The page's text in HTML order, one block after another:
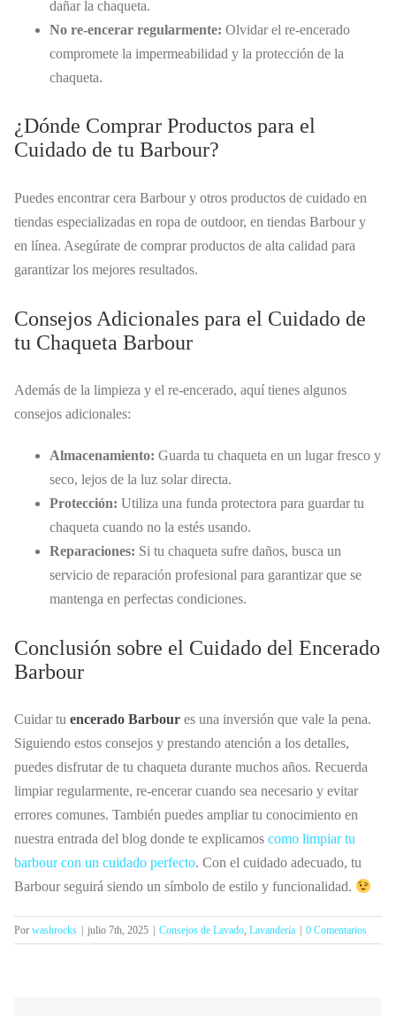
dañar la chaqueta.
No re-encerar regularmente: Olvidar el re-encerado
compromete la impermeabilidad y la protección de la
chaqueta.
¿Dónde Comprar Productos para el
Cuidado de tu Barbour?
Puedes encontrar cera Barbour y otros productos de cuidado en
tiendas especializadas en ropa de outdoor, en tiendas Barbour y
en línea. Asegúrate de comprar productos de alta calidad para
garantizar los mejores resultados.
Consejos Adicionales para el Cuidado de
tu Chaqueta Barbour
Además de la limpieza y el re-encerado, aquí tienes algunos
consejos adicionales:
Almacenamiento: Guarda tu chaqueta en un lugar fresco y
seco, lejos de la luz solar directa.
Protección: Utiliza una funda protectora para guardar tu
chaqueta cuando no la estés usando.
Reparaciones: Si tu chaqueta sufre daños, busca un
servicio de reparación profesional para garantizar que se
mantenga en perfectas condiciones.
Conclusión sobre el Cuidado del Encerado
Barbour
Cuidar tu encerado Barbour es una inversión que vale la pena.
Siguiendo estos consejos y prestando atención a los detalles,
puedes disfrutar de tu chaqueta durante muchos años. Recuerda
limpiar regularmente, re-encerar cuando sea necesario y evitar
errores comunes. También puedes ampliar tu conocimiento en
nuestra entrada del blog donde te explicamos como limpiar tu
barbour con un cuidado perfecto. Con el cuidado adecuado, tu
Barbour seguirá siendo un símbolo de estilo y funcionalidad.
Por washrocks julio 7th, 2025 Consejos de Lavado, Lavandería 0 Comentarios